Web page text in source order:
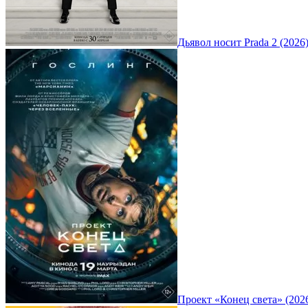
Дьявол носит Prada 2 (2026)
Проект «Конец света»